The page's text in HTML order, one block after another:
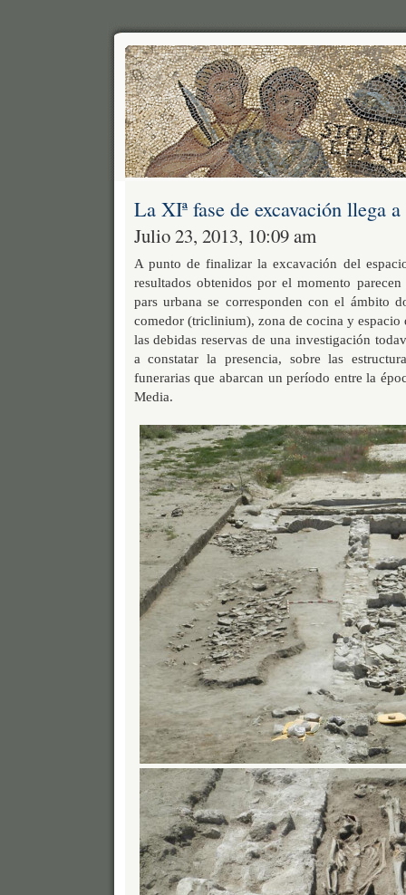
La XIª fase de excavación llega
Julio 23, 2013, 10:09 am
A punto de finalizar la excavación del
resultados obtenidos por el momento
pars urbana se corresponden con el ámbito
comedor (triclinium), zona de cocina y
las debidas reservas de una investigación
a constatar la presencia, sobre las
funerarias que abarcan un período entre la
Media.